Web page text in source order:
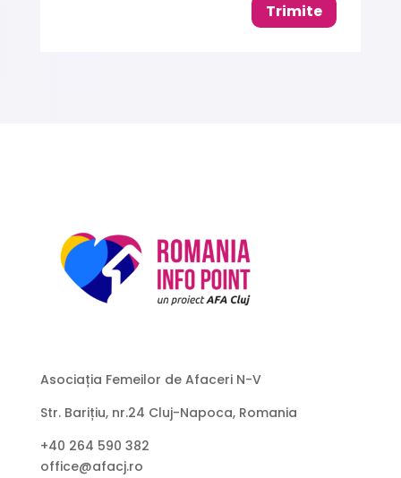
Trimite
Asociația Femeilor de Afaceri N-V
Str. Barițiu, nr.24 Cluj-Napoca, Romania
+40 264 590 382
office@afacj.ro